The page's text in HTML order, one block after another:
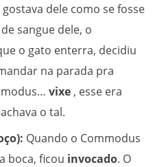
dele como se fosse
sangue dele, o
o gato enterra, decidiu
na parada pra
vixe , esse era
o tal.
Quando o Commodus
boca, ficou invocado. O